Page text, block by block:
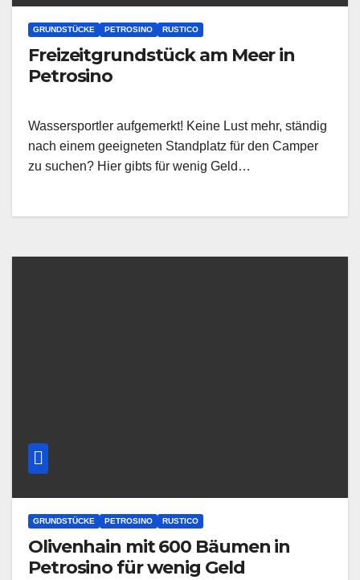
GRUNDSTÜCKE PETROSINO RUSTICO
Freizeitgrundstück am Meer in
Petrosino
Wassersportler aufgemerkt! Keine Lust mehr, ständig
nach einem geeigneten Standplatz für den Camper
zu suchen? Hier gibts für wenig Geld…
GRUNDSTÜCKE PETROSINO RUSTICO
Olivenhain mit 600 Bäumen in
Petrosino für wenig Geld